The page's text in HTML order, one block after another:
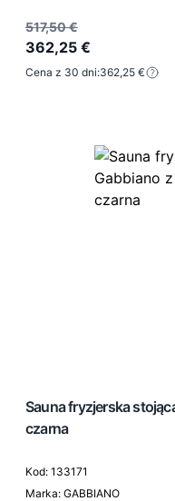
517,50 €
362,25 €
Cena z 30 dni:362,25 €
Sauna fryzjerska
czarna
Kod: 133171
Marka: GABBIANO